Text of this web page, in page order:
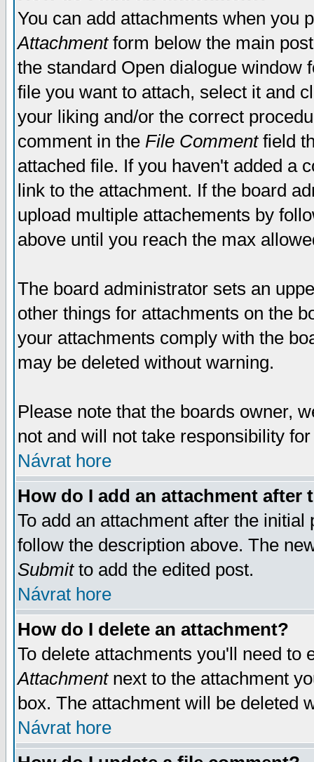
You can add attachments when you
Attachmentform below the main
the standard Open dialogue window
file you want to attach, select it and
your liking and/or the correct
comment in the File Commentfield
attached file. If you haven't added a
link to the attachment. If the board
upload multiple attachements by
above until you reach the max
The board administrator sets an
other things for attachments on the
your attachments comply with the
may be deleted without warning.
Please note that the boards owner,
not and will not take responsibility
Návrat hore
How do I add an attachment after
To add an attachment after the
follow the description above. The
Submitto add the edited post.
Návrat hore
How do I delete an attachment?
To delete attachments you'll need
Attachmentnext to the attachment
box. The attachment will be deleted
Návrat hore